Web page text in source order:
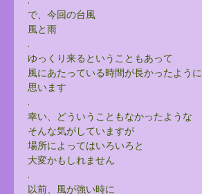
で、今回の台風
風と雨
.
ゆっくり来るということもあって
風にあたっている時間が長かったように
思います
.
幸い、どういうこともなかったような
そんな気がしていますが
場所によってはいろいろと
大変かもしれません
.
以前、風が強い時に